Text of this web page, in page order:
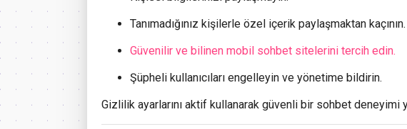
Tanımadığınız kişilerle özel içerik paylaşmaktan kaçının.
Güvenilir ve bilinen mobil sohbet sitelerini tercih edin.
Şüpheli kullanıcıları engelleyin ve yönetime bildirin.
Gizlilik ayarlarını aktif kullanarak güvenli bir sohbet deneyimi